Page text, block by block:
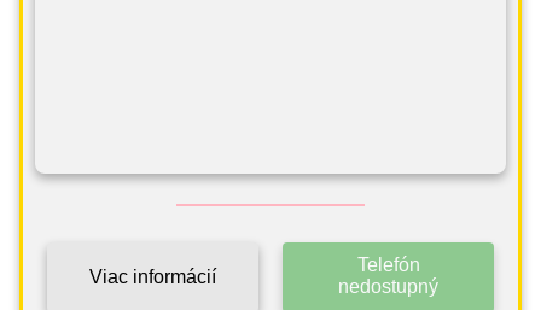
Viac informácií
Telefón
nedostupný